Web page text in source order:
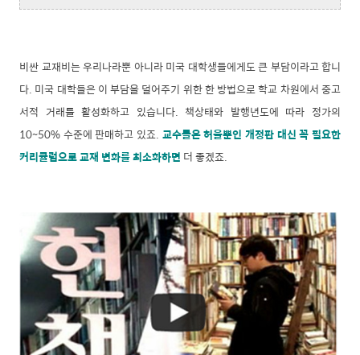
비싼 교재비는 우리나라뿐 아니라 미국 대학생들에게도 큰 부담이라고 합니
다. 미국 대학들은 이 부담을 덜어주기 위한 한 방법으로 학교 차원에서 중고
서적 거래를 활성화하고 있습니다. 책상태와 발행년도에 따라 정가의
10~50% 수준에 판매하고 있죠. 교수들은 허울뿐인 개정판 대신 꼭 필요한
커리큘럼으로 교재 변화를 최소화하면 더 좋겠죠.